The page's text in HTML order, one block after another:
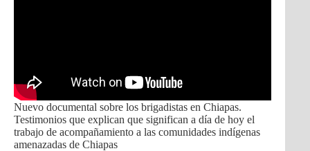
Nuevo documental sobre los brigadistas en Chiapas.
Testimonios que explican que significan a día de hoy el
trabajo de acompañamiento a las comunidades indígenas
amenazadas de Chiapas